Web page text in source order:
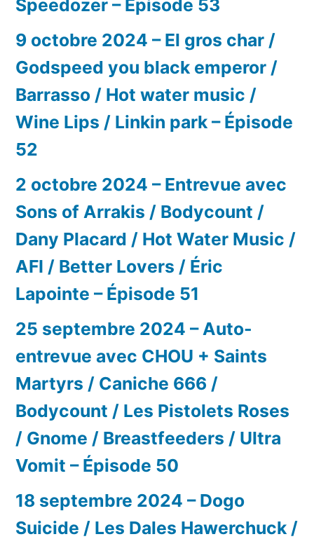
Speedozer – Épisode 53
9 octobre 2024 – El gros char /
Godspeed you black emperor /
Barrasso / Hot water music /
Wine Lips / Linkin park – Épisode
52
2 octobre 2024 – Entrevue avec
Sons of Arrakis / Bodycount /
Dany Placard / Hot Water Music /
AFI / Better Lovers / Éric
Lapointe – Épisode 51
25 septembre 2024 – Auto-
entrevue avec CHOU + Saints
Martyrs / Caniche 666 /
Bodycount / Les Pistolets Roses
/ Gnome / Breastfeeders / Ultra
Vomit – Épisode 50
18 septembre 2024 – Dogo
Suicide / Les Dales Hawerchuck /